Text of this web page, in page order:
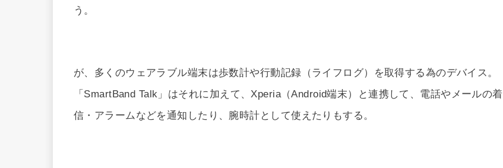
う。
が、多くのウェアラブル端末は歩数計や行動記録（ライフログ）を取得する為のデバイス。
「SmartBand Talk」はそれに加えて、Xperia（Android端末）と連携して、電話やメールの着
信・アラームなどを通知したり、腕時計として使えたりもする。